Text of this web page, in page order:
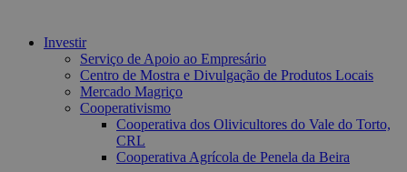
Investir
Serviço de Apoio ao Empresário
Centro de Mostra e Divulgação de Produtos Locais
Mercado Magriço
Cooperativismo
Cooperativa dos Olivicultores do Vale do Torto,
CRL
Cooperativa Agrícola de Penela da Beira